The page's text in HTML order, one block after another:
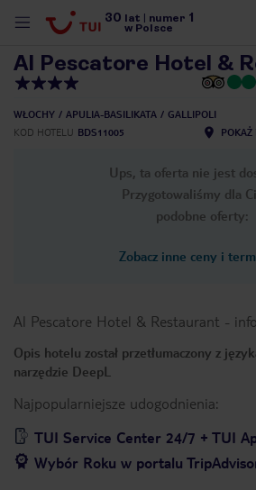
30 lat numer 1
w Polsce
Al Pescatore Hotel &
WŁOCHY APULIA-BASILIKATA
GALLIPOLI
KOD HOTELU BDS11005 POKAŻ
Ups, ta oferta nie jest
Przygotowaliśmy dla
podobne oferty:
Zobacz inne ceny i
Al Pescatore Hotel & Restaurant -
Opis hotelu został przetłumaczony z
narzędzie DeepL
Najpopularniejsze udogodnienia:
TUI Service Center 24/7 + TUI
Wybór Roku w portalu